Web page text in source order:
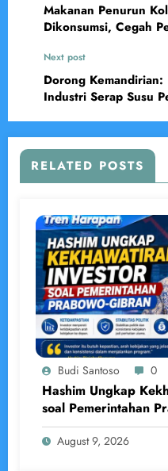
Makanan Penurun
Dikonsumsi, Cegah
Next post
Dorong
Industri Serap Susu
RELATED POSTS
Budi Santoso 0
Hashim Ungkap
soal Pemerintahan
August 9, 2026